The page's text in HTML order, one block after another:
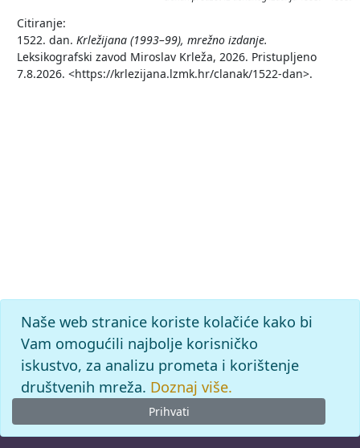
Citiranje:
1522. dan. Krležijana (1993–99), mrežno izdanje.
Leksikografski zavod Miroslav Krleža, 2026. Pristupljeno
7.8.2026. <https://krlezijana.lzmk.hr/clanak/1522-dan>.
Naše web stranice koriste kolačiće kako bi
Vam omogućili najbolje korisničko
iskustvo, za analizu prometa i korištenje
društvenih mreža. Doznaj više.
Prihvati
© 2026Leksikografski zavodMiroslav Krleža